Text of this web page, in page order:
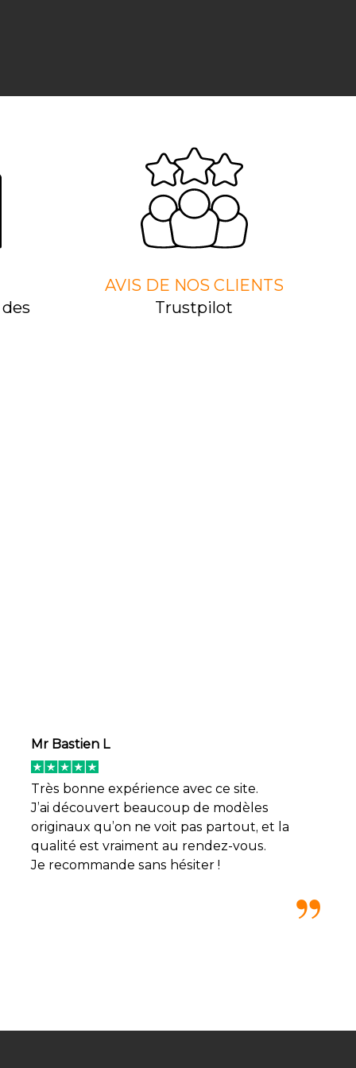
AVIS DE NOS CLIENTS
Trustpilot
Mr Bastien L
Très bonne expérience avec ce site.
J’ai découvert beaucoup de modèles
originaux qu’on ne voit pas partout, et la
qualité est vraiment au rendez-vous.
Je recommande sans hésiter !